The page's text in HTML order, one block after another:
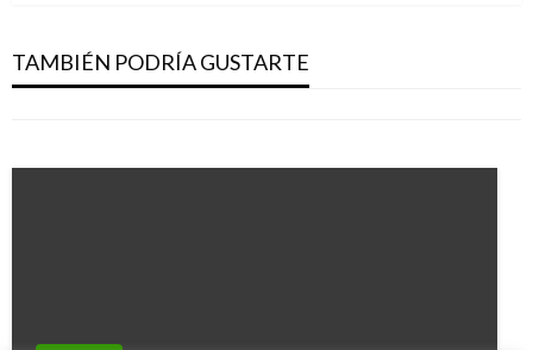
TAMBIÉN PODRÍA GUSTARTE
sigue recuperando
Ariel Cabrera martes enero 30, 2018
720 venezolanos